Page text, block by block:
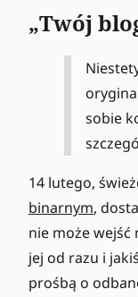
„Twój
sobie
14 lutego,
binarnym,
nie może wejść
jej od razu i
prośbą o